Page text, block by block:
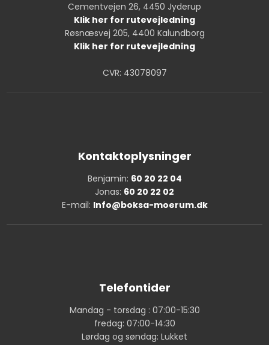
Cementvejen 26, 4450 Jyderup
Klik her for rutevejledning
Røsnæsvej 205, 4400 Kalundborg
Klik her for rutevejledning
CVR: 43078097
Kontaktoplysninger
Benjamin: 60 20 22 04
Jonas: 60 20 22 02
E-mail: Info@boksa-moerum.dk
Telefontider
Mandag - torsdag : 07:00-15:30
fredag: 07:00-14:30
Lørdag og søndag: Lukket